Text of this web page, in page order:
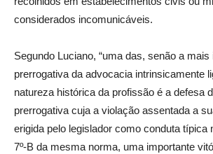
considerados incomunicáveis.
Segundo Luciano, “uma das, senão a mais
prerrogativa da advocacia intrinsicamente
natureza histórica da profissão é a defesa
prerrogativa cuja a violação assentada a
erigida pelo legislador como conduta típica
7º-B da mesma norma, uma importante